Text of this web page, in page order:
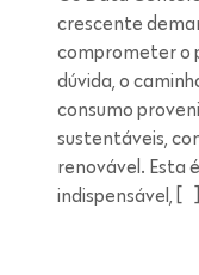
crescente
comprometer o
dúvida, o
consumo
sustentáveis,
renovável. Esta
indispensável, […]